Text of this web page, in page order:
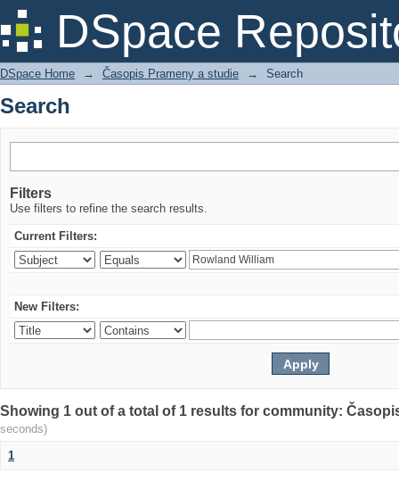
DSpace
Search
DSpace Home → Časopis Prameny a studie → Search
Search
Filters
Use filters to refine the search results.
Current Filters:
New Filters:
Showing 1 out of a total of 1 results for community:
seconds)
1